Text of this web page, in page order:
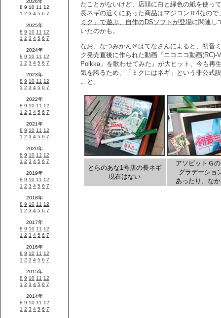
たことがないけど、店頭に白と緑色の紙を使っ
長ネギの近くにあった商品はマジコンＲ4なので
ミク」で遊ぶ、自作のDSソフトが登場に関連し
いたのかも。
なお、なつみかん＠はてなさんによると、 初音
ク発売直後に作られた動画『ニコニコ動画
Polkka」を歌わせてみた』が大ヒット、今も再
気を誇るため、「ミクにはネギ」という非公式
こと。
とらのあな1号店の長ネギ
現在はない
アソビットＧ
グラデーショ
あったり、な